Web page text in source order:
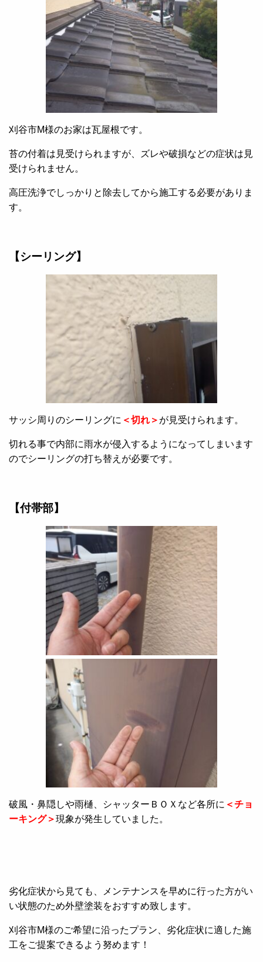
刈谷市M様のお家は瓦屋根です。
苔の付着は見受けられますが、ズレや破損などの症状は見
受けられません。
高圧洗浄でしっかりと除去してから施工する必要がありま
す。
【シーリング】
サッシ周りのシーリングに ＜切れ＞ が見受けられます。
切れる事で内部に雨水が侵入するようになってしまいます
のでシーリングの打ち替えが必要です。
【付帯部】
破風・鼻隠しや雨樋、シャッターＢＯＸなど各所に ＜チョ
ーキング＞現象が発生していました。
劣化症状から見ても、メンテナンスを早めに行った方がい
い状態のため外壁塗装をおすすめ致します。
刈谷市M様のご希望に沿ったプラン、劣化症状に適した施
工をご提案できるよう努めます！